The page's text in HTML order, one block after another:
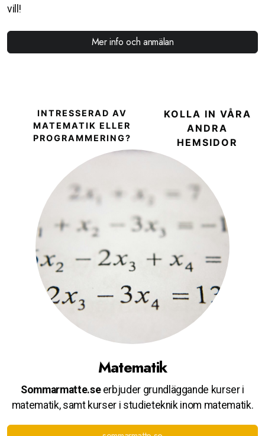
vill!
Mer info och anmälan
INTRESSERAD AV
MATEMATIK ELLER
PROGRAMMERING?
KOLLA IN VÅRA
ANDRA
HEMSIDOR
Matematik
Sommarmatte.seerbjuder grundläggande kurser i
matematik, samt kurser i studieteknik inom matematik.